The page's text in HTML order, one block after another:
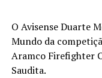
O Avisense Duarte
Mundo da
Aramco Firefighter
Saudita.